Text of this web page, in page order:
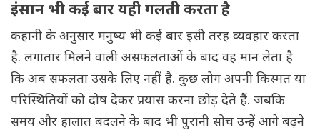
इंसान भी कई बार यही गलती करता है
कहानी के अनुसार मनुष्य भी कई बार इसी तरह व्यवहार करता
है. लगातार मिलने वाली असफलताओं के बाद वह मान लेता है
कि अब सफलता उसके लिए नहीं है. कुछ लोग अपनी किस्मत या
परिस्थितियों को दोष देकर प्रयास करना छोड़ देते हैं. जबकि
समय और हालात बदलने के बाद भी पुरानी सोच उन्हें आगे बढ़ने